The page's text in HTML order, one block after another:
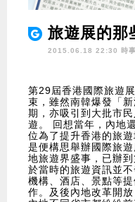
旅遊展的那
2015.06.18 22:30 時事
第29屆香港國際旅遊
束，雖然南韓爆發「
期，亦吸引到大批市
遊。 回想當年，內地
位為了提升香港的旅
是便構思舉辦國際旅
地旅遊界盛事，已辦
於當時的旅遊資訊並
機構、酒店、景點等
作。及後內地改革開